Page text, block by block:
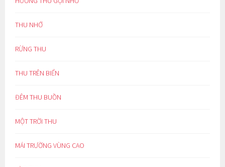
THU NHỚ
RỪNG THU
THU TRÊN BIỂN
ĐÊM THU BUỒN
MỘT TRỜI THU
MÁI TRƯỜNG VÙNG CAO